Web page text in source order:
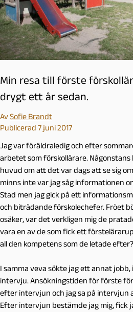
Min resa till förste
drygt ett år sedan.
AvSofie Brandt
Publicerad 7 juni 2017
Jag var föräldraledig och efter
arbetet som förskollärare.
huvud om att det var dags att se sig
minns inte var jag såg informationen
Stad men jag gick på ett
och biträdande förskolechefer. Fröet
osäker, var det verkligen mig de
vara en av de som fick ett
all den kompetens som de letade efter?
I samma veva sökte jag ett annat jobb,
intervju. Ansökningstiden för förste
efter intervjun och jag sa på intervjun
Efter intervjun bestämde jag mig, fick